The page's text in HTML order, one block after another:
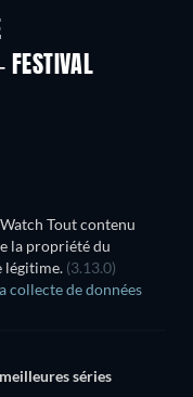
FESTIVAL
Tout contenu
la propriété du
légitime. (3.13.0)
collecte de données
séries